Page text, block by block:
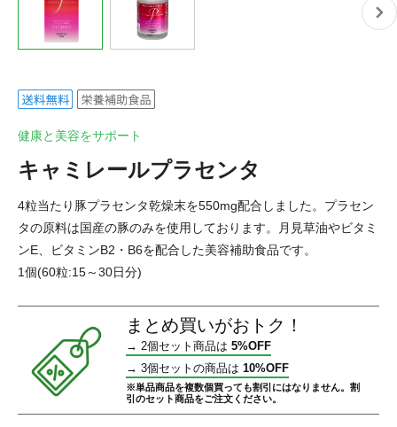
健康と美容をサポート
キャミレールプラセンタ
4粒当たり豚プラセンタ乾燥末を550mg配合しました。プラセン
タの原料は国産の豚のみを使用しております。月見草油やビタミ
ンE、ビタミンB2・B6を配合した美容補助食品です。
1個(60粒:15～30日分)
まとめ買いがおトク！
→ 2個セット商品は 5%OFF
→ 3個セットの商品は 10%OFF
※単品商品を複数個買っても割引にはなりません。割
引のセット商品をご注文ください。